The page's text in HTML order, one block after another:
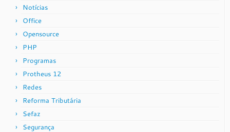
Notícias
Office
Opensource
PHP
Programas
Protheus 12
Redes
Reforma Tributária
Sefaz
Segurança